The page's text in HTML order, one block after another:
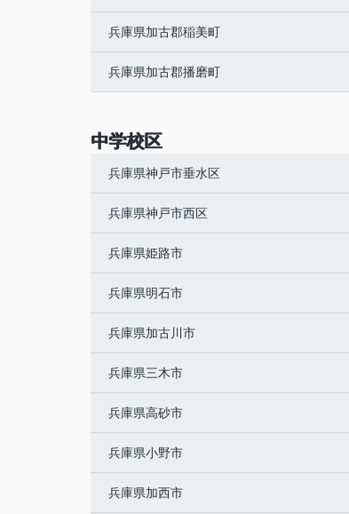
兵庫県加古郡稲美町
兵庫県加古郡播磨町
中学校区
兵庫県神戸市垂水区
兵庫県神戸市西区
兵庫県姫路市
兵庫県明石市
兵庫県加古川市
兵庫県三木市
兵庫県高砂市
兵庫県小野市
兵庫県加西市